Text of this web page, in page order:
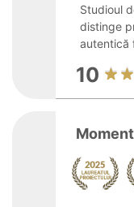
Studioul
distinge
autentică
10